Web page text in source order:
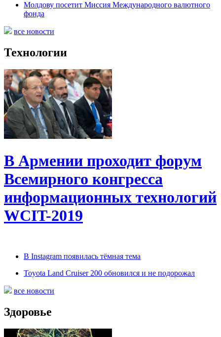
Молдову посетит Миссия Международного валютного
фонда
все новости
Технологии
В Армении проходит форум
Всемирного конгресса
информационных технологий
WCIT-2019
В Instagram появилась тёмная тема
Toyota Land Cruiser 200 обновился и не подорожал
все новости
Здоровье